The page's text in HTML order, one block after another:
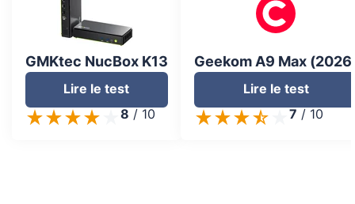
GMKtec NucBox K13
Lire le test
8 / 10
Geekom A9 Max
Lire le test
7 / 10